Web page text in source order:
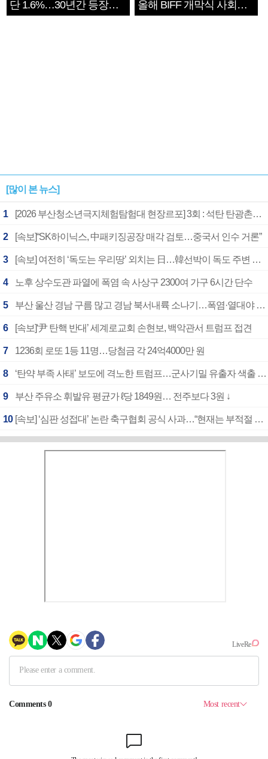
단 1.6%…30년간 등장
1182개팀 전수조사
올해 BIFF 개막식 사회자
확정
[많이 본 뉴스]
1 [2026 부산청소년극지체험탐험대 현장르포] 3회 : 석탄 탄광촌에서 북극 연구의 중심지로
2 [속보]“SK하이닉스, 中패키징공장 매각 검토…중국서 인수 거론”
3 [속보] 여전히 ‘독도는 우리땅’ 외치는 日…韓선박이 독도 주변 해양조사 활동하자 반발
4 노후 상수도관 파열에 폭염 속 사상구 2300여 가구 6시간 단수
5 부산 울산 경남 구름 많고 경남 북서내륙 소나기…폭염·열대야 계속
6 [속보]‘尹 탄핵 반대’ 세계로교회 손현보, 백악관서 트럼프 접견
7 1236회 로또 1등 11명…당첨금 각 24억4000만 원
8 ‘탄약 부족 사태’ 보도에 격노한 트럼프…군사기밀 유출자 색출 지시
9 부산 주유소 휘발유 평균가 ℓ당 1849원… 전주보다 3원 ↓
10 [속보] ‘심판 성접대’ 논란 축구협회 공식 사과…“현재는 부적절 행위 없어”